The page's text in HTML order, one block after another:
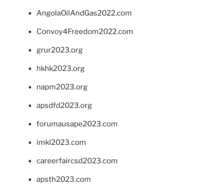
AngolaOilAndGas2022.com
Convoy4Freedom2022.com
grur2023.org
hkhk2023.org
napm2023.org
apsdfd2023.org
forumausape2023.com
imkl2023.com
careerfaircsd2023.com
apsth2023.com